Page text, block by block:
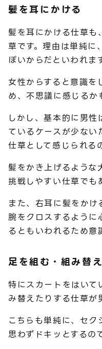
髪を耳にかける
髪を耳にかける仕草も
草です。理由は単純に
ぽいからだといわれま
女性からすると意識を
め、不思議に感じるか
しかし、基本的に男
ているケースが少な
仕草として感じられる
髪をかき上げるような
挑戦しやすい仕草でも
また、右耳に髪をかけ
腕をクロスするように
るともいわれるため意
足を組む・組み替
特にスカートをはいて
み替えたりする仕草が
こちらも単純に、セ
思わずドキッとするので